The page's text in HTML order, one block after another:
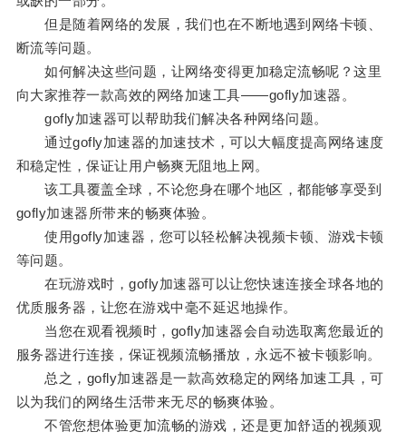
但是随着网络的发展，我们也在不断地遇到网络卡顿、
断流等问题。
如何解决这些问题，让网络变得更加稳定流畅呢？这里
向大家推荐一款高效的网络加速工具——gofly加速器。
gofly加速器可以帮助我们解决各种网络问题。
通过gofly加速器的加速技术，可以大幅度提高网络速度
和稳定性，保证让用户畅爽无阻地上网。
该工具覆盖全球，不论您身在哪个地区，都能够享受到
gofly加速器所带来的畅爽体验。
使用gofly加速器，您可以轻松解决视频卡顿、游戏卡顿
等问题。
在玩游戏时，gofly加速器可以让您快速连接全球各地的
优质服务器，让您在游戏中毫不延迟地操作。
当您在观看视频时，gofly加速器会自动选取离您最近的
服务器进行连接，保证视频流畅播放，永远不被卡顿影响。
总之，gofly加速器是一款高效稳定的网络加速工具，可
以为我们的网络生活带来无尽的畅爽体验。
不管您想体验更加流畅的游戏，还是更加舒适的视频观